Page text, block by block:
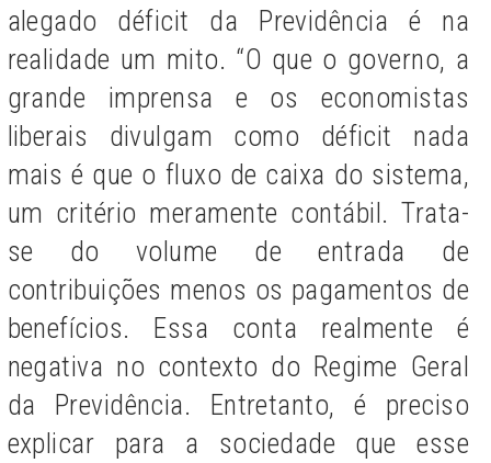
alegado déficit da Previdência é na
realidade um mito. “O que o governo, a
grande imprensa e os economistas
liberais divulgam como déficit nada
mais é que o fluxo de caixa do sistema,
um critério meramente contábil. Trata-
se do volume de entrada de
contribuições menos os pagamentos de
benefícios. Essa conta realmente é
negativa no contexto do Regime Geral
da Previdência. Entretanto, é preciso
explicar para a sociedade que esse